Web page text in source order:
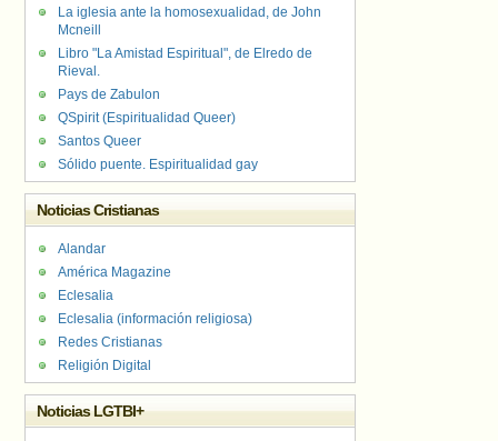
La iglesia ante la homosexualidad, de John
Mcneill
Libro "La Amistad Espiritual", de Elredo de
Rieval.
Pays de Zabulon
QSpirit (Espiritualidad Queer)
Santos Queer
Sólido puente. Espiritualidad gay
Noticias Cristianas
Alandar
América Magazine
Eclesalia
Eclesalia (información religiosa)
Redes Cristianas
Religión Digital
Noticias LGTBI+